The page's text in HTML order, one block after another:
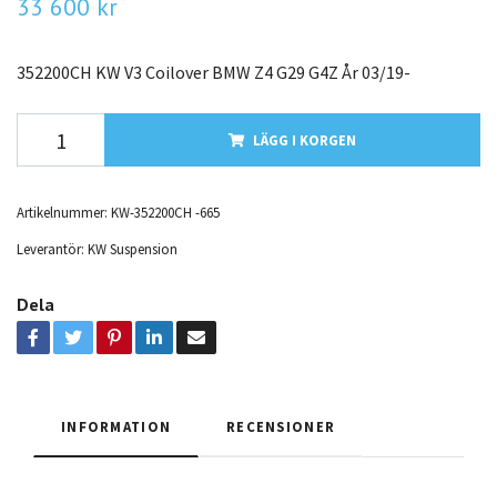
33 600 kr
352200CH KW V3 Coilover BMW Z4 G29 G4Z År 03/19-
LÄGG I KORGEN
Artikelnummer: KW-352200CH -665
Leverantör: KW Suspension
Dela
INFORMATION RECENSIONER